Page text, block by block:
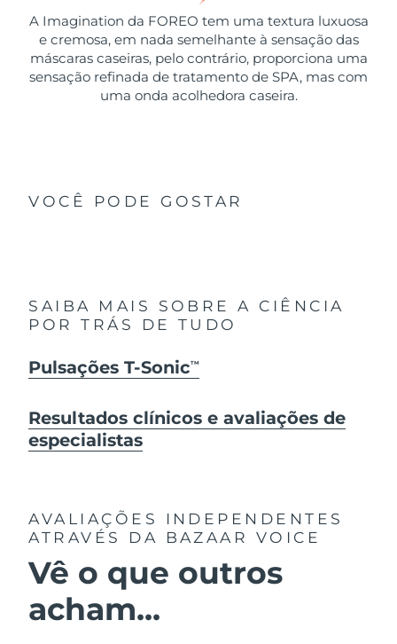
A Imagination da FOREO tem uma textura luxuosa
e cremosa, em nada semelhante à sensação das
máscaras caseiras, pelo contrário, proporciona uma
sensação refinada de tratamento de SPA, mas com
uma onda acolhedora caseira.
VOCÊ PODE GOSTAR
SAIBA MAIS SOBRE A CIÊNCIA
POR TRÁS DE TUDO
Pulsações T-SonicTM
Resultados clínicos e avaliações de
especialistas
AVALIAÇÕES INDEPENDENTES
ATRAVÉS DA BAZAAR VOICE
Vê o que outros
acham...